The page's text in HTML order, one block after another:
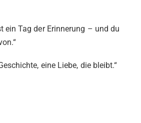
ein Tag der Erinnerung – und du
eine Liebe, die bleibt.“